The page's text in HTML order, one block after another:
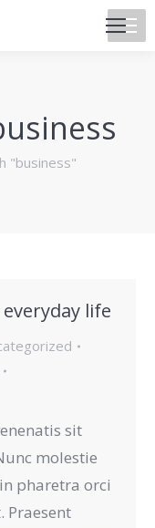
"business"
life
sit
molestie
pharetra orci
Praesent